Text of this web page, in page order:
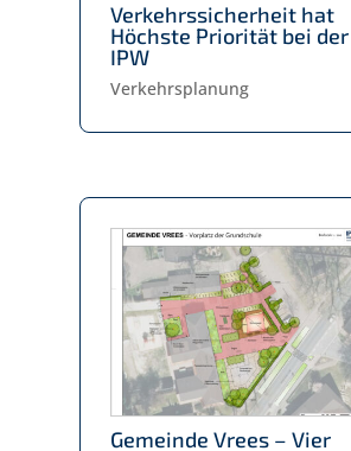
Verkehrssicherheit hat
Höchste Priorität bei der
IPW
Verkehrsplanung
Gemeinde Vrees – Vier